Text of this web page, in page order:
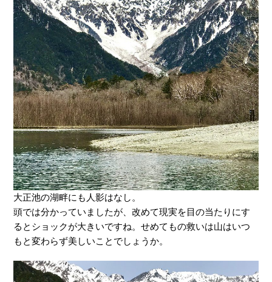
大正池の湖畔にも人影はなし。
頭では分かっていましたが、改めて現実を目の当たりにす
るとショックが大きいですね。せめてもの救いは山はいつ
もと変わらず美しいことでしょうか。